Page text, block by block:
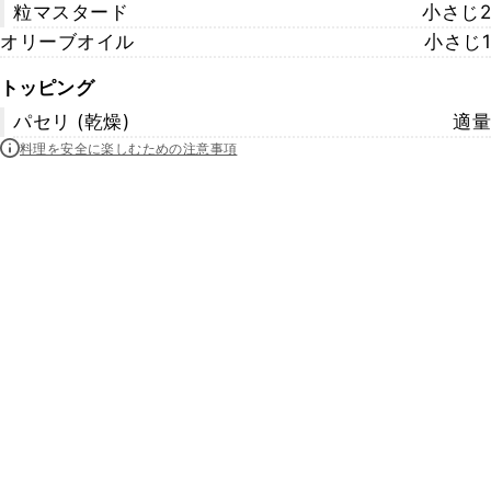
粒マスタード
小さじ2
オリーブオイル
小さじ1
トッピング
パセリ (乾燥)
適量
料理を安全に楽しむための注意事項